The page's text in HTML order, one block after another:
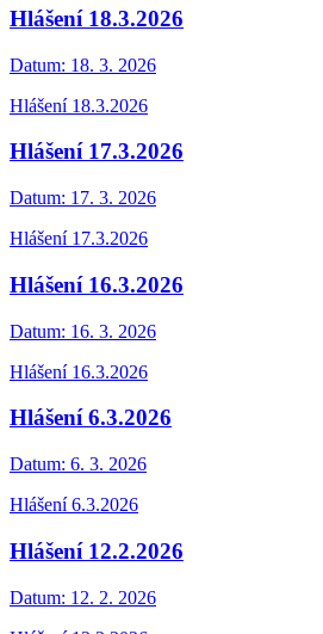
Hlášení 18.3.2026
Datum: 18. 3. 2026
Hlášení 18.3.2026
Hlášení 17.3.2026
Datum: 17. 3. 2026
Hlášení 17.3.2026
Hlášení 16.3.2026
Datum: 16. 3. 2026
Hlášení 16.3.2026
Hlášení 6.3.2026
Datum: 6. 3. 2026
Hlášení 6.3.2026
Hlášení 12.2.2026
Datum: 12. 2. 2026